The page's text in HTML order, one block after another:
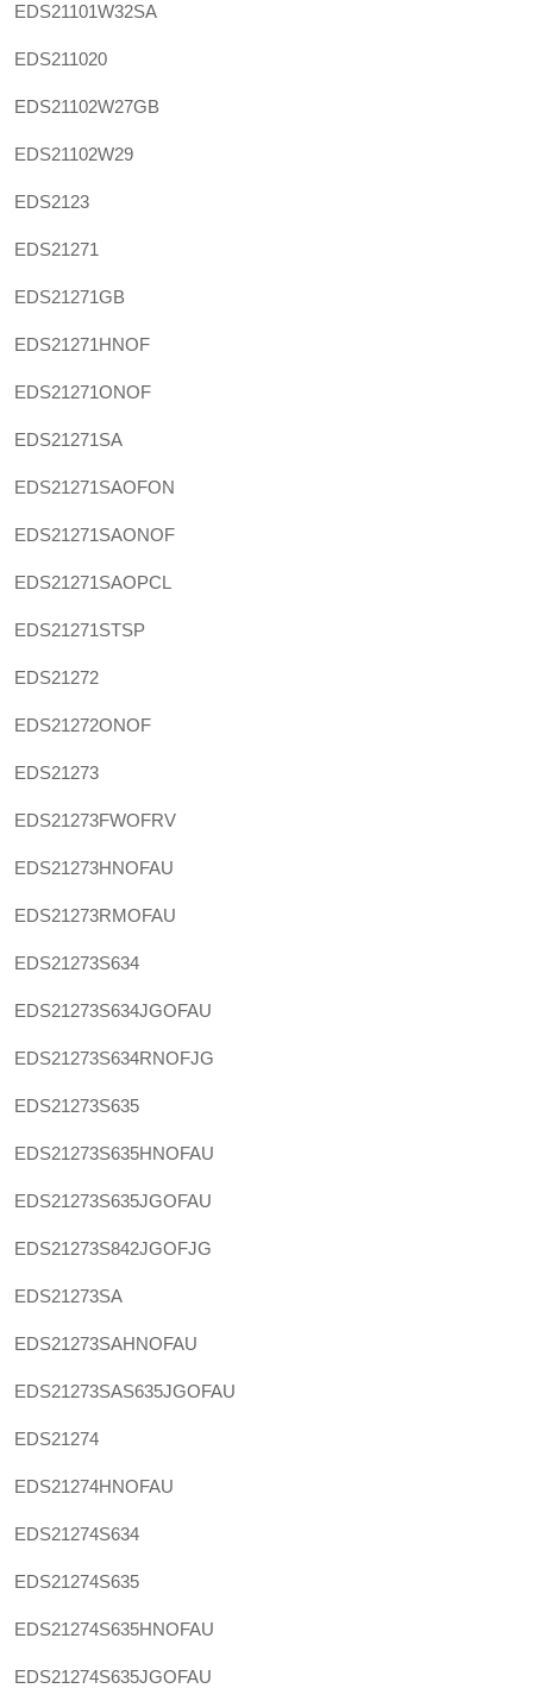
EDS21101W32SA
EDS211020
EDS21102W27GB
EDS21102W29
EDS2123
EDS21271
EDS21271GB
EDS21271HNOF
EDS21271ONOF
EDS21271SA
EDS21271SAOFON
EDS21271SAONOF
EDS21271SAOPCL
EDS21271STSP
EDS21272
EDS21272ONOF
EDS21273
EDS21273FWOFRV
EDS21273HNOFAU
EDS21273RMOFAU
EDS21273S634
EDS21273S634JGOFAU
EDS21273S634RNOFJG
EDS21273S635
EDS21273S635HNOFAU
EDS21273S635JGOFAU
EDS21273S842JGOFJG
EDS21273SA
EDS21273SAHNOFAU
EDS21273SAS635JGOFAU
EDS21274
EDS21274HNOFAU
EDS21274S634
EDS21274S635
EDS21274S635HNOFAU
EDS21274S635JGOFAU